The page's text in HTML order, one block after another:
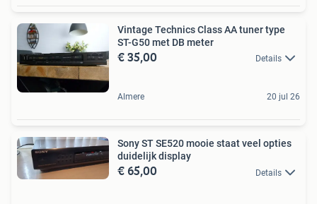
Vintage Technics Class AA tuner type
ST-G50 met DB meter
€ 35,00 Details
Almere 20 jul 26
Sony ST SE520 mooie staat veel opties
duidelijk display
€ 65,00 Details